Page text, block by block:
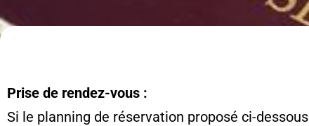
Prise de rendez-vous :
Si le planning de réservation proposé ci-